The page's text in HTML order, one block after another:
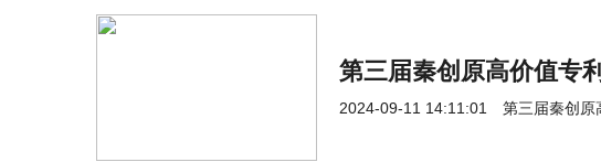
第三届秦创原高价值专
2024-09-11 14:11:01 第三届秦创原